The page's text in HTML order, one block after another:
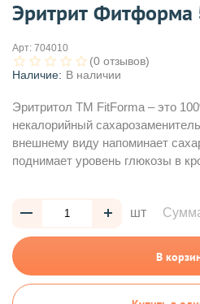
Эритрит Фитформа
Арт: 704010
(0 отзывов)
Наличие: В наличии
Эритритол ТМ FitForma – это
некалорийный
внешнему виду напоминает
поднимает уровень глюкозы в
шт
В